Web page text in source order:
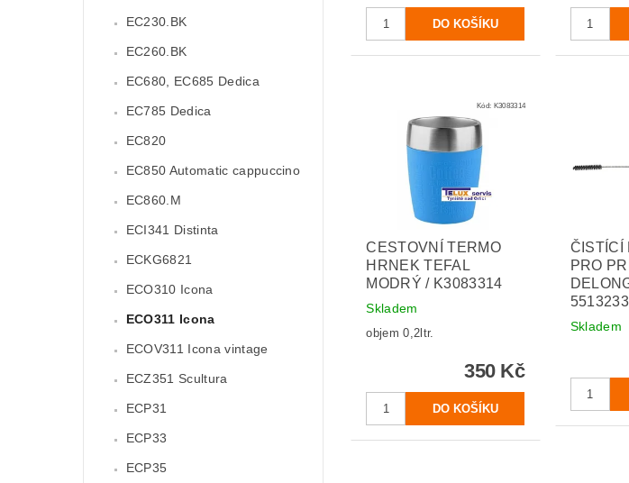
EC230.BK
EC260.BK
EC680, EC685 Dedica
EC785 Dedica
EC820
EC850 Automatic cappuccino
EC860.M
ECI341 Distinta
ECKG6821
ECO310 Icona
ECO311 Icona
ECOV311 Icona vintage
ECZ351 Scultura
ECP31
ECP33
ECP35
Kód: K3083314
CESTOVNÍ TERMO
HRNEK TEFAL
MODRÝ / K3083314
Skladem
objem 0,2ltr.
350 Kč
ČISTÍCÍ
PRO
Skladem